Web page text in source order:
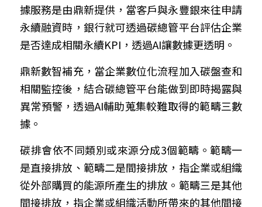
據服務是由鼎新提供，當客戶與永豐銀來往申請
永續融資時，銀行就可透過碳總管平台評估企業
是否達成相關永續KPI，透過AI讓數據更透明。
鼎新數智補充，當企業數位化流程加入碳盤查和
相關監控後，結合碳總管平台能做到即時揭露與
異常預警，透過AI輔助蒐集較難取得的範疇三數
據。
碳排會依不同類別或來源分成3個範疇。範疇一
是直接排放、範疇二是間接排放，指企業或組織
從外部購買的能源所產生的排放。範疇三是其他
間接排放，指企業或組織活動所帶來的其他間接